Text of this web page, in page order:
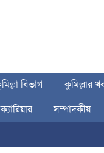
বিভাগ কুমিল্লার
সম্পাদকীয়